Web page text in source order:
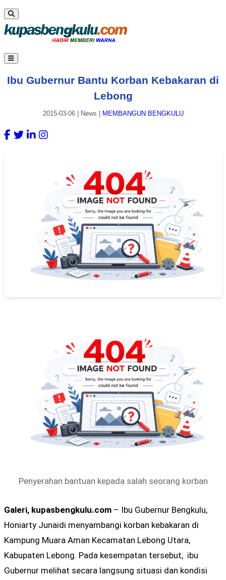
Ibu Gubernur Bantu Korban Kebakaran di
Lebong
2015-03-06| News MEMBANGUN BENGKULU
Penyerahan bantuan kepada salah seorang korban
Galeri, kupasbengkulu.com – Ibu Gubernur Bengkulu,
Honiarty Junaidi menyambangi korban kebakaran di
Kampung Muara Aman Kecamatan Lebong Utara,
Kabupaten Lebong. Pada kesempatan tersebut, ibu
Gubernur melihat secara langsung situasi dan kondisi